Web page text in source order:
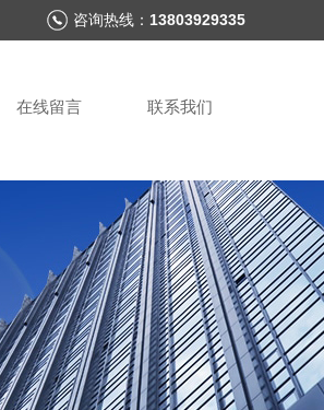
咨询热线： 13803929335
在线留言 联系我们